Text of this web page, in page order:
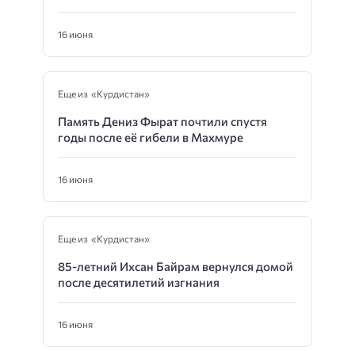
16 июня
Еще из «Курдистан»
Память Дениз Фырат почтили спустя
годы после её гибели в Махмуре
16 июня
Еще из «Курдистан»
85-летний Ихсан Байрам вернулся домой
после десятилетий изгнания
16 июня